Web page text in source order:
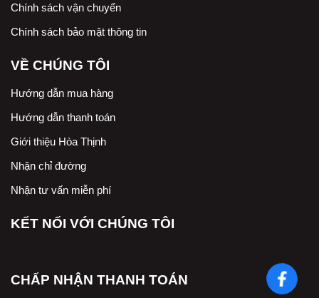
Chính sách vận chuyển
Chính sách bảo mật thông tin
VỀ CHÚNG TÔI
Hướng dẫn mua hàng
Hướng dẫn thanh toán
Giới thiệu Hòa Thịnh
Nhận chỉ đường
Nhận tư vấn miễn phí
KẾT NỐI VỚI CHÚNG TÔI
CHẤP NHẬN THANH TOÁN